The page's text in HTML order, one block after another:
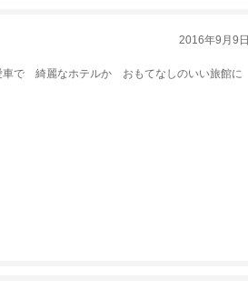
2016年9月9日
で 綺麗なホテルか おもてなしのいい旅館に